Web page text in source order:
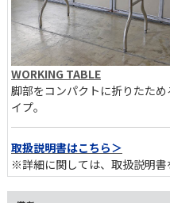
WORKING TABLE
脚部をコンパクトに折りたた
イプ。
取扱説明書はこちら＞
※詳細に関しては、取扱説明書